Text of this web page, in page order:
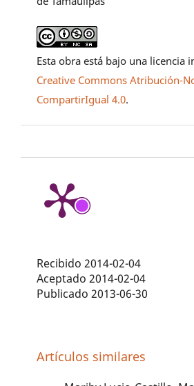
Esta obra está bajo una licencia
Creative Commons Atribución-
CompartirIgual 4.0.
Recibido 2014-02-04
Aceptado 2014-02-04
Publicado 2013-06-30
Artículos similares